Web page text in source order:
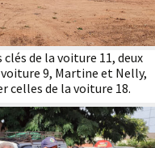
de la voiture 11, deux
9, Martine et Nelly,
celles de la voiture 18.